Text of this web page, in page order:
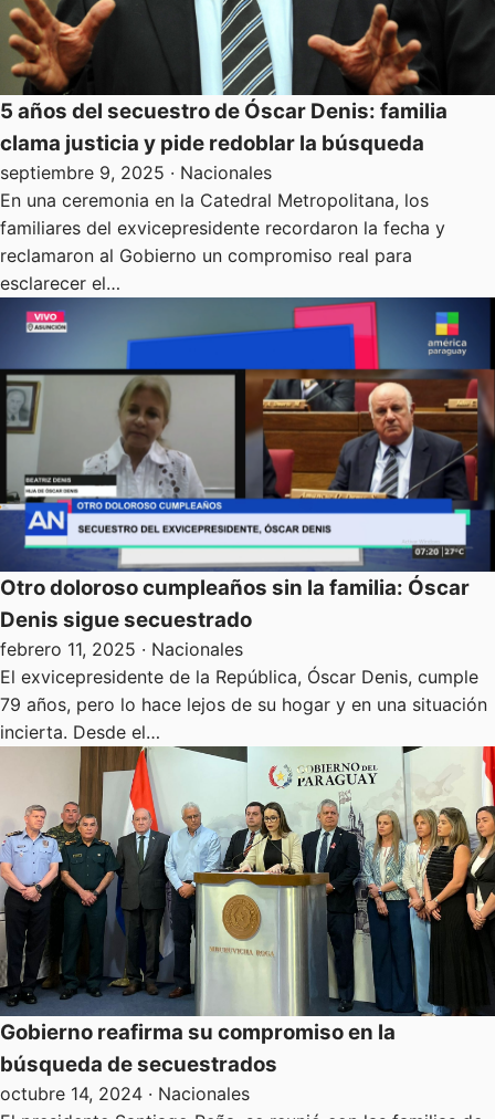
5 años del secuestro de Óscar Denis: familia
clama justicia y pide redoblar la búsqueda
septiembre 9, 2025 · Nacionales
En una ceremonia en la Catedral Metropolitana, los
familiares del exvicepresidente recordaron la fecha y
reclamaron al Gobierno un compromiso real para
esclarecer el…
Otro doloroso cumpleaños sin la familia: Óscar
Denis sigue secuestrado
febrero 11, 2025 · Nacionales
El exvicepresidente de la República, Óscar Denis, cumple
79 años, pero lo hace lejos de su hogar y en una situación
incierta. Desde el…
Gobierno reafirma su compromiso en la
búsqueda de secuestrados
octubre 14, 2024 · Nacionales